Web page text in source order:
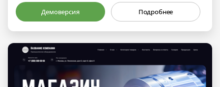
Демоверсия Подробнее